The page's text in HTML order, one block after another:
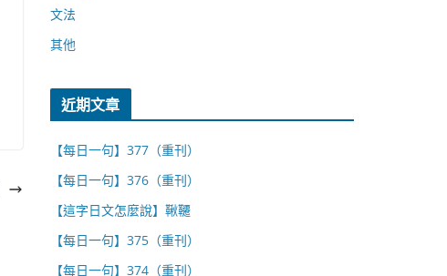
文法
其他
近期文章
【每日一句】377（重刊）
【每日一句】376（重刊）
【這字日文怎麼說】鞦韆
【每日一句】375（重刊）
【每日一句】374（重刊）